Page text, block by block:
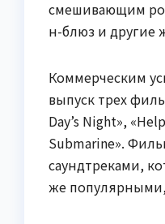
смешивающим
н-блюз и другие
Коммерческим
выпуск трех
Day’s Night»,
Submarine».
саундтреками,
же